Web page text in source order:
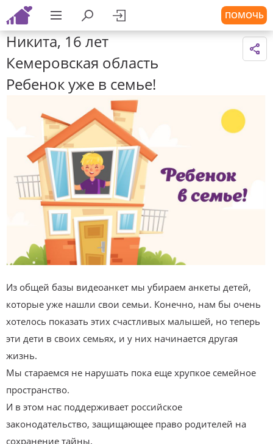
ПОМОЧЬ
Никита, 16 лет
Кемеровская область
Ребенок уже в семье!
Из общей базы видеоанкет мы убираем анкеты детей,
которые уже нашли свои семьи. Конечно, нам бы очень
хотелось показать этих счастливых малышей, но теперь
эти дети в своих семьях, и у них начинается другая
жизнь.
Мы стараемся не нарушать пока еще хрупкое семейное
пространство.
И в этом нас поддерживает российское
законодательство, защищающее право родителей на
сохранение тайны.